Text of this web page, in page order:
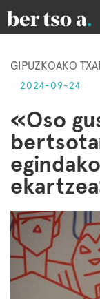
GIPUZKOAKO
2024-09-24
«Oso